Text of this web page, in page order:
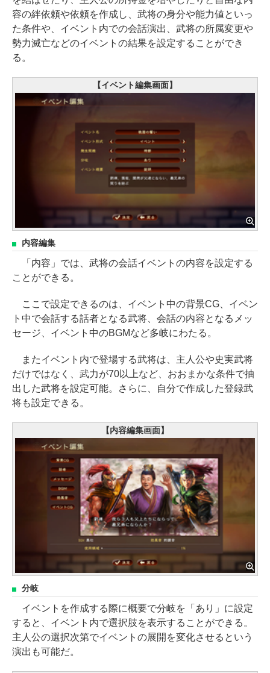
容の絆依頼や依頼を作成し、武将の身分や能力値といっ
た条件や、イベント内での会話演出、武将の所属変更や
勢力滅亡などのイベントの結果を設定することができ
る。
【イベント編集画面】
内容編集
「内容」では、武将の会話イベントの内容を設定する
ことができる。
ここで設定できるのは、イベント中の背景CG、イベン
ト中で会話する話者となる武将、会話の内容となるメッ
セージ、イベント中のBGMなど多岐にわたる。
またイベント内で登場する武将は、主人公や史実武将
だけではなく、武力が70以上など、おおまかな条件で抽
出した武将を設定可能。さらに、自分で作成した登録武
将も設定できる。
【内容編集画面】
分岐
イベントを作成する際に概要で分岐を「あり」に設定
すると、イベント内で選択肢を表示することができる。
主人公の選択次第でイベントの展開を変化させるという
演出も可能だ。